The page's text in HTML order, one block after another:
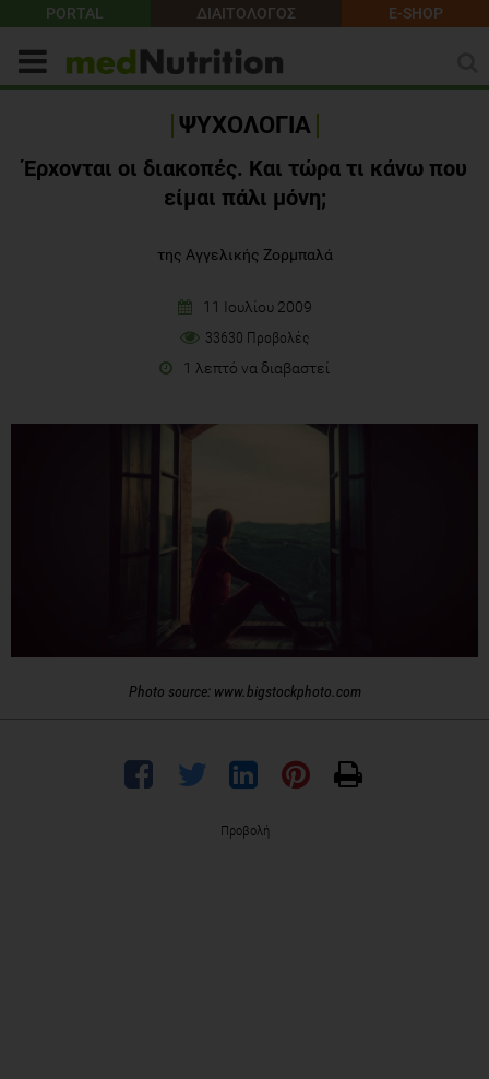
PORTAL ΔΙΑΙΤΟΛΟΓΟΣ E-SHOP
ΨΥΧΟΛΟΓΙΑ
Έρχονται οι διακοπές. Και τώρα τι κάνω που
είμαι πάλι μόνη;
της Αγγελικής Ζορμπαλά
11 Ιουλίου 2009
33630 Προβολές
1 λεπτό να διαβαστεί
Photo source: www.bigstockphoto.com
Προβολή